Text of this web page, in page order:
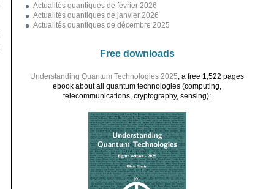
Actualités quantiques de février 2026
Actualités quantiques de janvier 2026
Actualités quantiques de décembre 2025
Free downloads
Understanding Quantum Technologies 2025 , a free 1,522 pages
ebook about all quantum technologies (computing,
telecommunications, cryptography, sensing):